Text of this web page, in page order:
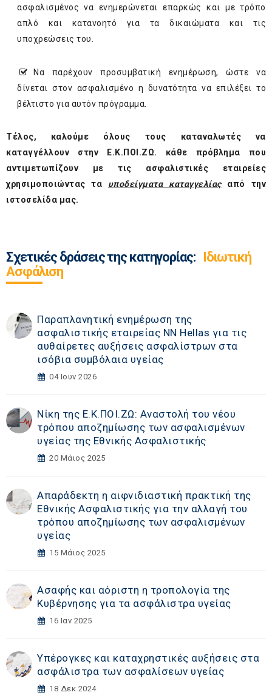
ασφαλισμένος να ενημερώνεται επαρκώς και με τρόπο
απλό και κατανοητό για τα δικαιώματα και τις
υποχρεώσεις του.
­Να παρέχουν προσυμβατική ενημέρωση, ώστε να
δίνεται στον ασφαλισμένο η δυνατότητα να επιλέξει το
βέλτιστο για αυτόν πρόγραμμα.
Τέλος, καλούμε όλους τους καταναλωτές να
καταγγέλλουν στην Ε.Κ.ΠΟΙ.ΖΩ. κάθε πρόβλημα που
αντιμετωπίζουν με τις ασφαλιστικές εταιρείες
χρησιμοποιώντας τα υποδείγματα καταγγελίαςαπό την
ιστοσελίδα μας.
Σχετικές δράσεις της κατηγορίας: Ιδιωτική
Ασφάλιση
Παραπλανητική ενημέρωση της
ασφαλιστικής εταιρείας ΝΝ Hellas για τις
αυθαίρετες αυξήσεις ασφαλίστρων στα
ισόβια συμβόλαια υγείας
04 Ιουν 2026
Νίκη της Ε.Κ.ΠΟΙ.ΖΩ: Αναστολή του νέου
τρόπου αποζημίωσης των ασφαλισμένων
υγείας της Εθνικής Ασφαλιστικής
20 Μάιος 2025
Απαράδεκτη η αιφνιδιαστική πρακτική της
Εθνικής Ασφαλιστικής για την αλλαγή του
τρόπου αποζημίωσης των ασφαλισμένων
υγείας
15 Μάιος 2025
Ασαφής και αόριστη η τροπολογία της
Κυβέρνησης για τα ασφάλιστρα υγείας
16 Ιαν 2025
Yπέρογκες και καταχρηστικές αυξήσεις στα
ασφάλιστρα των ασφαλίσεων υγείας
18 Δεκ 2024